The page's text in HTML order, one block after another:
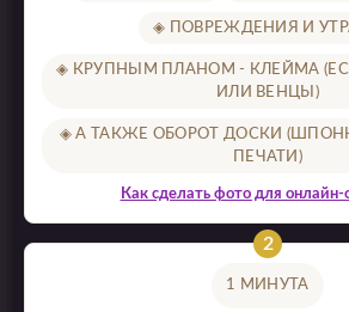
◈ ПОВРЕЖДЕНИЯ И
◈ КРУПНЫМ ПЛАНОМ - КЛЕЙМА
ИЛИ ВЕНЦЫ)
◈ А ТАКЖЕ ОБОРОТ ДОСКИ
ПЕЧАТИ)
Как сделать фото для
1 МИНУТА